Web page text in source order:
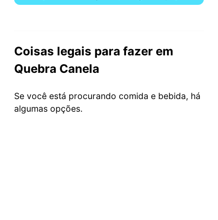
Coisas legais para fazer em
Quebra Canela
Se você está procurando comida e bebida, há
algumas opções.